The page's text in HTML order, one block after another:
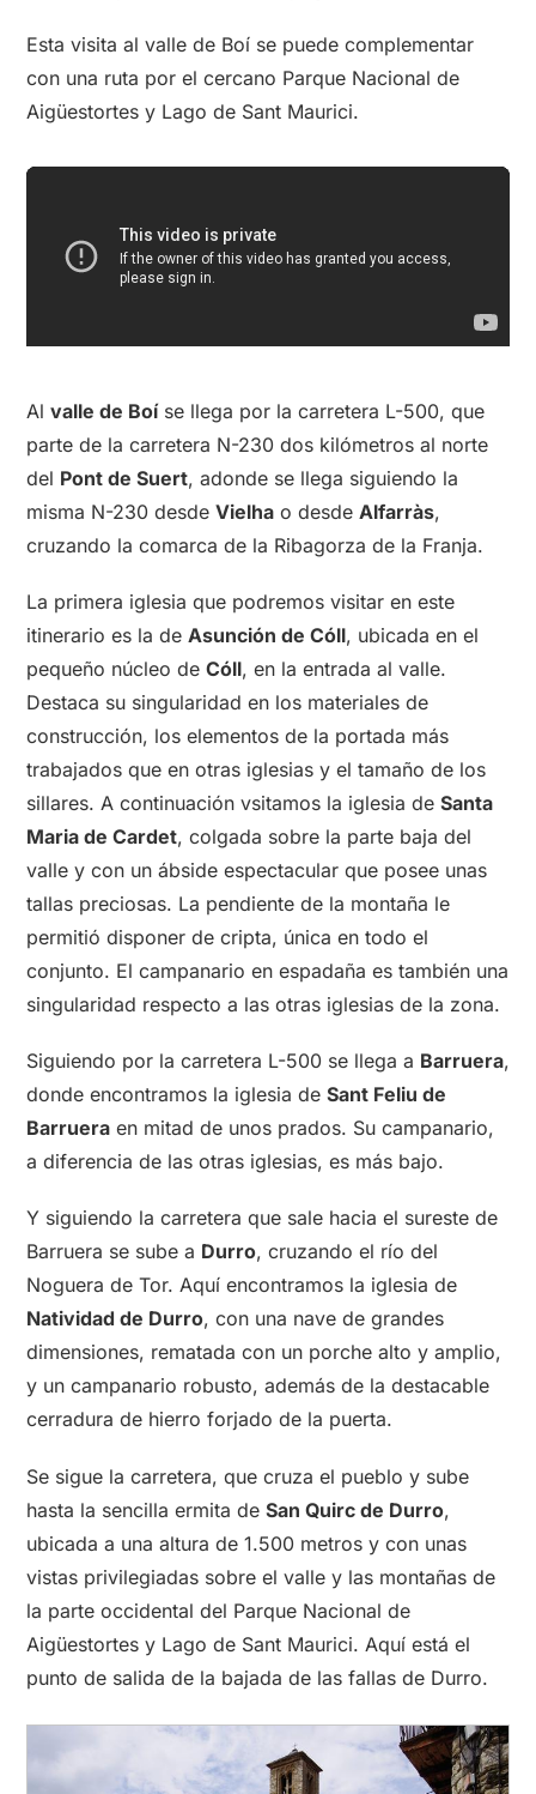
Esta visita al valle de Boí se puede complementar
con una ruta por el cercano Parque Nacional de
Aigüestortes y Lago de Sant Maurici.
Al valle de Boíse llega por la carretera L-500, que
parte de la carretera N-230 dos kilómetros al norte
del Pont de Suert, adonde se llega siguiendo la
misma N-230 desde Vielha o desde Alfarràs,
cruzando la comarca de la Ribagorza de la Franja.
La primera iglesia que podremos visitar en este
itinerario es la de Asunción de Cóll, ubicada en el
pequeño núcleo de Cóll, en la entrada al valle.
Destaca su singularidad en los materiales de
construcción, los elementos de la portada más
trabajados que en otras iglesias y el tamaño de los
sillares. A continuación vsitamos la iglesia de Santa
Maria de Cardet, colgada sobre la parte baja del
valle y con un ábside espectacular que posee unas
tallas preciosas. La pendiente de la montaña le
permitió disponer de cripta, única en todo el
conjunto. El campanario en espadaña es también una
singularidad respecto a las otras iglesias de la zona.
Siguiendo por la carretera L-500 se llega a Barruera,
donde encontramos la iglesia de Sant Feliu de
Barruera en mitad de unos prados. Su campanario,
a diferencia de las otras iglesias, es más bajo.
Y siguiendo la carretera que sale hacia el sureste de
Barruera se sube a Durro, cruzando el río del
Noguera de Tor. Aquí encontramos la iglesia de
Natividad de Durro, con una nave de grandes
dimensiones, rematada con un porche alto y amplio,
y un campanario robusto, además de la destacable
cerradura de hierro forjado de la puerta.
Se sigue la carretera, que cruza el pueblo y sube
hasta la sencilla ermita de San Quirc de Durro,
ubicada a una altura de 1.500 metros y con unas
vistas privilegiadas sobre el valle y las montañas de
la parte occidental del Parque Nacional de
Aigüestortes y Lago de Sant Maurici. Aquí está el
punto de salida de la bajada de las fallas de Durro.